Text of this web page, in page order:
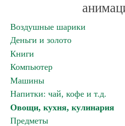
Воздушные шарики
Деньги и золото
Книги
Компьютер
Машины
Напитки: чай, кофе и т.д.
Овощи, кухня, кулинария
Предметы